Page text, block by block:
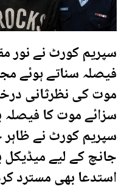
سپریم کورٹ نے نور
فیصلہ سناتے ہوئے
موت کی نظرثانی
سزائے موت کا فیصلہ
سپریم کورٹ نے
جانچ کے لیے
استدعا بھی مسترد